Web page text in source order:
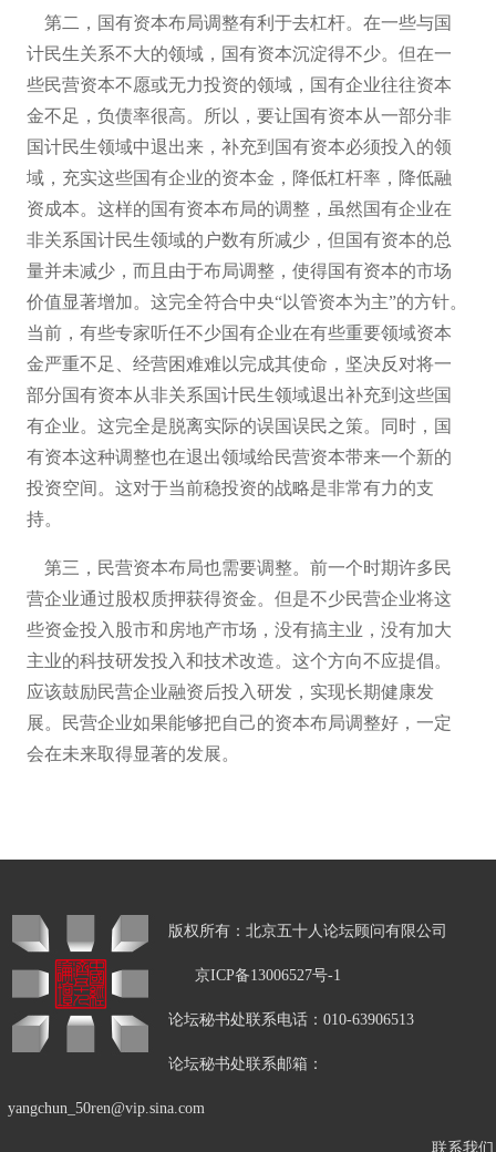
第二，国有资本布局调整有利于去杠杆。在一些与国
计民生关系不大的领域，国有资本沉淀得不少。但在一
些民营资本不愿或无力投资的领域，国有企业往往资本
金不足，负债率很高。所以，要让国有资本从一部分非
国计民生领域中退出来，补充到国有资本必须投入的领
域，充实这些国有企业的资本金，降低杠杆率，降低融
资成本。这样的国有资本布局的调整，虽然国有企业在
非关系国计民生领域的户数有所减少，但国有资本的总
量并未减少，而且由于布局调整，使得国有资本的市场
价值显著增加。这完全符合中央“以管资本为主”的方针。
当前，有些专家听任不少国有企业在有些重要领域资本
金严重不足、经营困难难以完成其使命，坚决反对将一
部分国有资本从非关系国计民生领域退出补充到这些国
有企业。这完全是脱离实际的误国误民之策。同时，国
有资本这种调整也在退出领域给民营资本带来一个新的
投资空间。这对于当前稳投资的战略是非常有力的支
持。
第三，民营资本布局也需要调整。前一个时期许多民
营企业通过股权质押获得资金。但是不少民营企业将这
些资金投入股市和房地产市场，没有搞主业，没有加大
主业的科技研发投入和技术改造。这个方向不应提倡。
应该鼓励民营企业融资后投入研发，实现长期健康发
展。民营企业如果能够把自己的资本布局调整好，一定
会在未来取得显著的发展。
版权所有：北京五十人论坛顾问有限公司
京ICP备13006527号-1
论坛秘书处联系电话：010-63906513
论坛秘书处联系邮箱：
yangchun_50ren@vip.sina.com
联系我们